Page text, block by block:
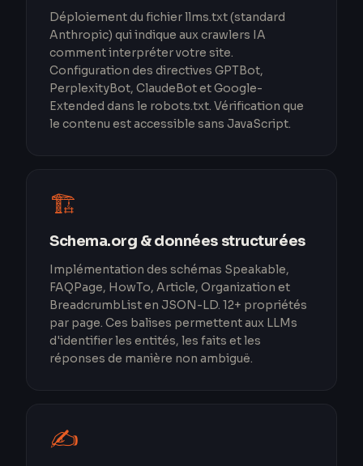
Déploiement du fichier llms.txt (standard
Anthropic) qui indique aux crawlers IA
comment interpréter votre site.
Configuration des directives GPTBot,
PerplexityBot, ClaudeBot et Google-
Extended dans le robots.txt. Vérification que
le contenu est accessible sans JavaScript.
🏗️
Schema.org & données structurées
Implémentation des schémas Speakable,
FAQPage, HowTo, Article, Organization et
BreadcrumbList en JSON-LD. 12+ propriétés
par page. Ces balises permettent aux LLMs
d'identifier les entités, les faits et les
réponses de manière non ambiguë.
✍️